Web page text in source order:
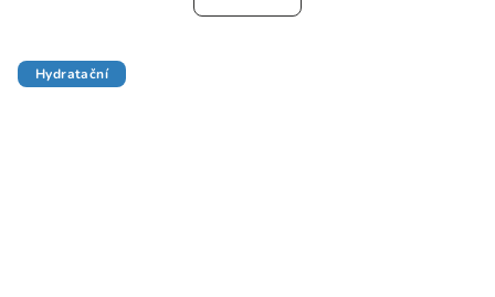
Hydratační